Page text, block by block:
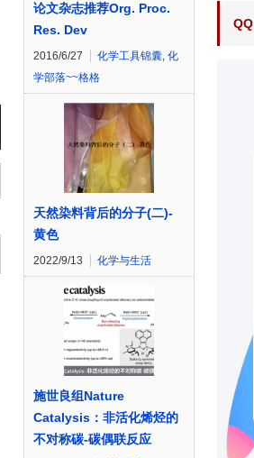
论文杂志推荐Org. Proc.
Res. Dev
2016/6/27 化学工具锦囊, 化
学部落~~格格
天然染料背后的分子(二)-
黄色
2022/9/13 化学与生活
施世良组Nature
Catalysis：非活化烯烃的
不对称碳-碳偶联反应
QQ